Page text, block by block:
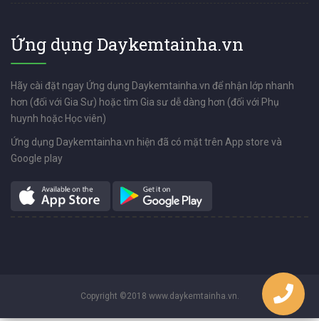
Ứng dụng Daykemtainha.vn
Hãy cài đặt ngay Ứng dụng Daykemtainha.vn để nhận lớp nhanh
hơn (đối với Gia Sư) hoặc tìm Gia sư dễ dàng hơn (đối với Phụ
huynh hoặc Học viên)
Ứng dụng Daykemtainha.vn hiện đã có mặt trên App store và
Google play
Copyright ©2018 www.daykemtainha.vn.